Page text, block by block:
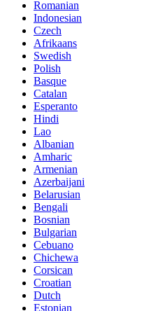
Romanian
Indonesian
Czech
Afrikaans
Swedish
Polish
Basque
Catalan
Esperanto
Hindi
Lao
Albanian
Amharic
Armenian
Azerbaijani
Belarusian
Bengali
Bosnian
Bulgarian
Cebuano
Chichewa
Corsican
Croatian
Dutch
Estonian